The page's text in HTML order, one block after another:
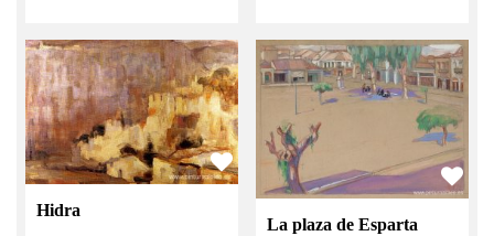
Hidra
La plaza de Esparta